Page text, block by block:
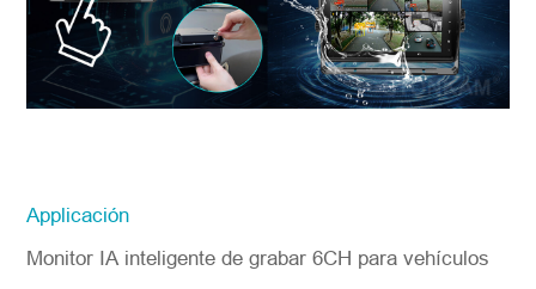
Applicación
Monitor IA inteligente de grabar 6CH para vehículos